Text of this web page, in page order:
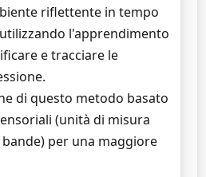
riflettente in tempo
l'apprendimento
e tracciare le
di questo metodo basato
(unità di misura
bande) per una maggiore